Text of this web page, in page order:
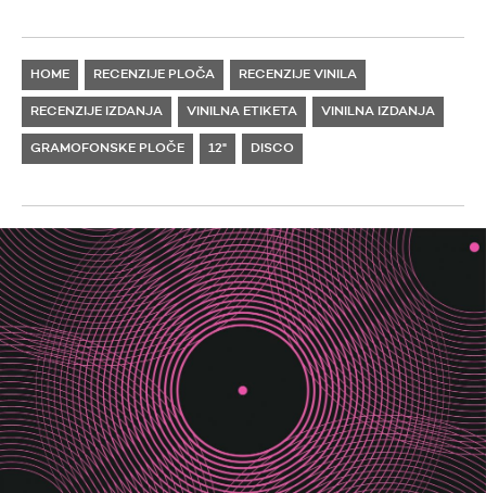
HOME RECENZIJE PLOČA RECENZIJE VINILA
RECENZIJE IZDANJA VINILNA ETIKETA VINILNA IZDANJA
GRAMOFONSKE PLOČE 12" DISCO